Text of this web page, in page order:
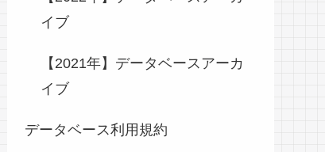
イブ
【2021年】データベースアーカ
イブ
データベース利用規約